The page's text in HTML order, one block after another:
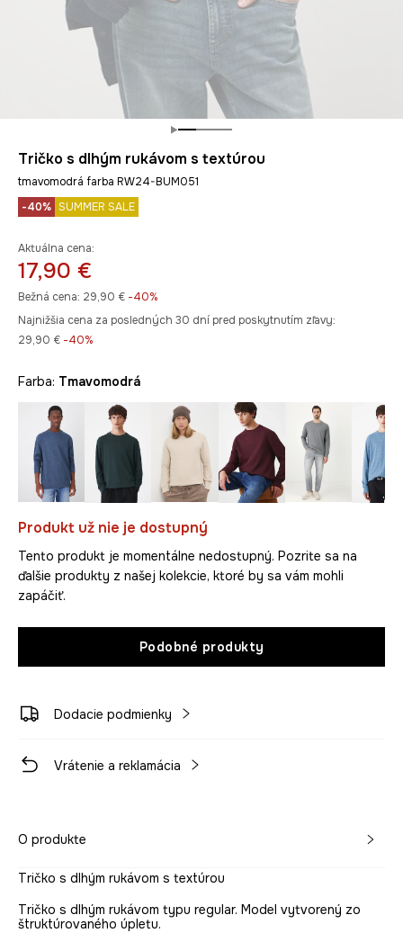
Tričko s dlhým rukávom s textúrou
tmavomodrá farba RW24-BUM051
-40% SUMMER SALE
Aktuálna cena:
17,90 €
Bežná cena: 29,90 € -40%
Najnižšia cena za posledných 30 dní pred poskytnutím zľavy:
29,90 € -40%
Farba: tmavomodrá
Produkt už nie je dostupný
Tento produkt je momentálne nedostupný. Pozrite sa na
ďalšie produkty z našej kolekcie, ktoré by sa vám mohli
zapáčiť.
Podobné produkty
Dodacie podmienky
Vrátenie a reklamácia
O produkte
Tričko s dlhým rukávom s textúrou
Tričko s dlhým rukávom typu regular. Model vytvorený zo
štruktúrovaného úpletu.